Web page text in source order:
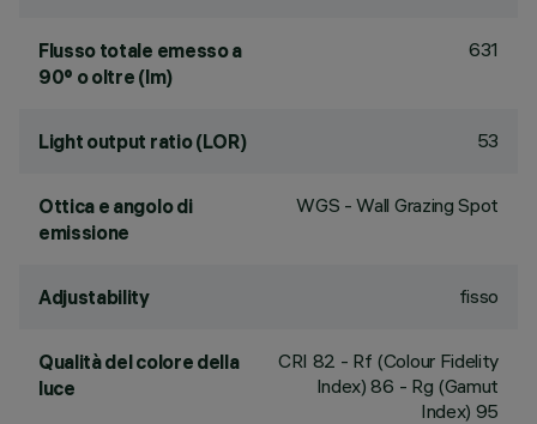
Flusso totale emesso a
90° o oltre (lm)
631
Light output ratio (LOR) 53
Ottica e angolo di
emissione
WGS - Wall Grazing Spot
Adjustability fisso
Qualità del colore della
luce
CRI 82 - Rf (Colour Fidelity
Index) 86 - Rg (Gamut
Index) 95